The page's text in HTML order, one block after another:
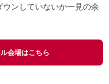
ンしていないか一見の余
会場はこちら